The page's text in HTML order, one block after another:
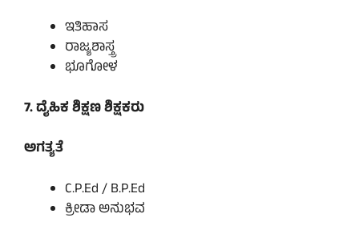
ಇತಿಹಾಸ
ರಾಜ್ಯಶಾಸ್ತ್ರ
ಭೂಗೋಳ
7. ದೈಹಿಕ ಶಿಕ್ಷಣ ಶಿಕ್ಷಕರು
ಅಗತ್ಯತೆ
C.P.Ed / B.P.Ed
ಕ್ರೀಡಾ ಅನುಭವ